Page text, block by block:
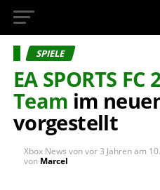
SPIELE
EA SPORTS FC
Team im
vorgestellt
Xbox News vonvor 3 Jahrenam
von Marcel